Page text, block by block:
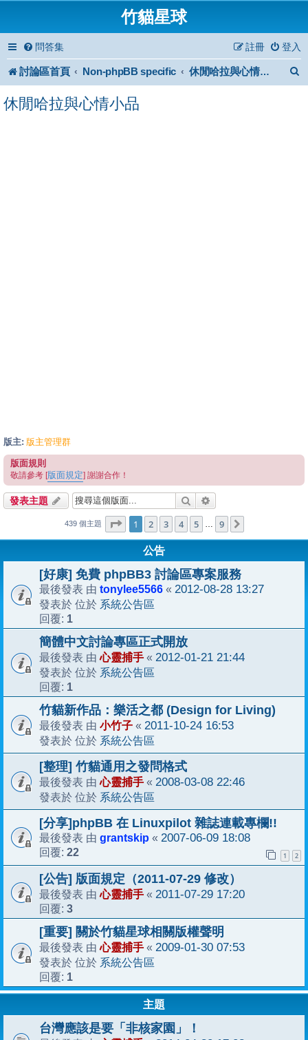
竹貓星球
問答集 登入
註冊
討論區首頁 Non-phpBB specific 休閒哈拉與心情小品
休閒哈拉與心情小品
版主: 版主管理群
版面規則
敬請參考 [版面規定] 謝謝合作！
發表主題 搜尋
439 個主題 第1 頁 (共 頁)
1 2 3 4 5 … 9
公告
[好康] 免費 phpBB3 討論區專案服務
最後發表 由 tonylee5566 « 2012-08-28 13:27
發表於 位於 系統公告區
回覆: 1
簡體中文討論專區正式開放
最後發表 由心靈捕手 « 2012-01-21 21:44
發表於 位於 系統公告區
回覆: 1
竹貓新作品：樂活之都 (Design for Living)
最後發表 由 小竹子 « 2011-10-24 16:53
發表於 位於 系統公告區
[整理] 竹貓通用之發問格式
最後發表 由心靈捕手 « 2008-03-08 22:46
發表於 位於 系統公告區
[分享]phpBB 在 Linuxpilot 雜誌連載專欄!!
最後發表 由 grantskip « 2007-06-09 18:08
回覆: 22 1 2
[公告] 版面規定（2011-07-29 修改）
最後發表 由心靈捕手 « 2011-07-29 17:20
回覆: 3
[重要] 關於竹貓星球相關版權聲明
最後發表 由心靈捕手 « 2009-01-30 07:53
發表於 位於 系統公告區
回覆: 1
主題
台灣應該是要「非核家園」！